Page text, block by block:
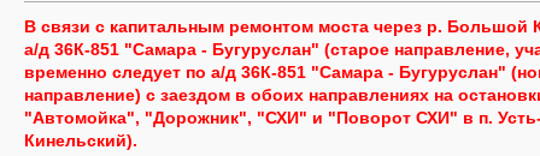
В связи с капитальным ремонтом моста через р. Большой
а/д 36К-851 "Самара - Бугуруслан" (старое направление,
временно следует по а/д 36К-851 "Самара - Бугуруслан"
направление) с заездом в обоих направлениях на
"Автомойка", "Дорожник", "СХИ" и "Поворот СХИ" в п.
Кинельский).